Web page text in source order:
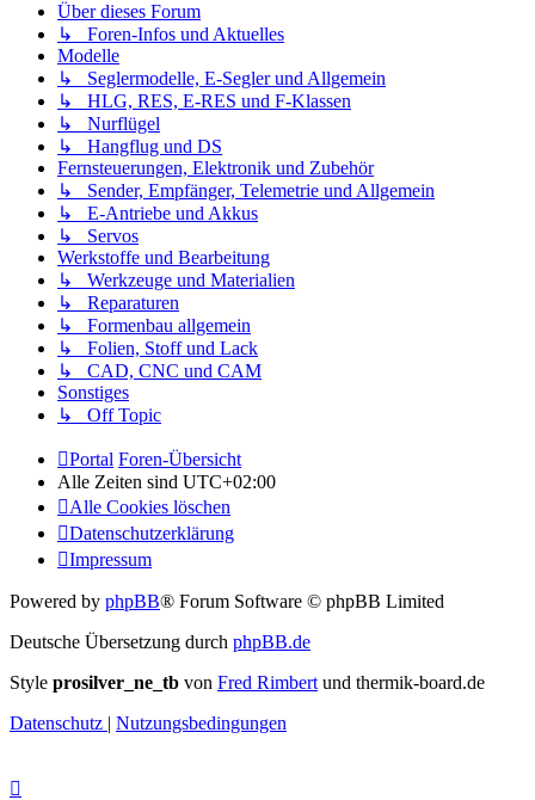
Über dieses Forum
↳ Foren-Infos und Aktuelles
Modelle
↳ Seglermodelle, E-Segler und Allgemein
↳ HLG, RES, E-RES und F-Klassen
↳ Nurflügel
↳ Hangflug und DS
Fernsteuerungen, Elektronik und Zubehör
↳ Sender, Empfänger, Telemetrie und Allgemein
↳ E-Antriebe und Akkus
↳ Servos
Werkstoffe und Bearbeitung
↳ Werkzeuge und Materialien
↳ Reparaturen
↳ Formenbau allgemein
↳ Folien, Stoff und Lack
↳ CAD, CNC und CAM
Sonstiges
↳ Off Topic
Portal Foren-Übersicht
Alle Zeiten sind UTC+02:00
Alle Cookies löschen
Datenschutzerklärung
Impressum
Powered by phpBB® Forum Software © phpBB Limited
Deutsche Übersetzung durch phpBB.de
Style prosilver_ne_tb von Fred Rimbert und thermik-board.de
Datenschutz | Nutzungsbedingungen